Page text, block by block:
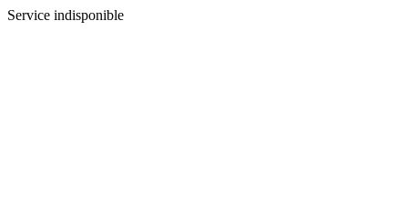
Service indisponible